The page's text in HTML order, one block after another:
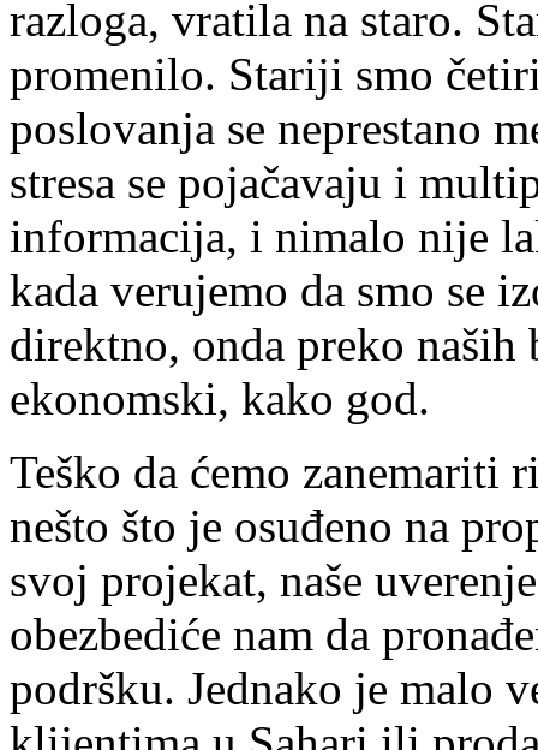
razloga, vratila na staro.
promenilo. Stariji smo
poslovanja se neprestano
stresa se pojačavaju i
informacija, i nimalo nije
kada verujemo da smo se
direktno, onda preko
ekonomski, kako god.
Teško da ćemo zanemariti
nešto što je osuđeno na
svoj projekat, naše
obezbediće nam da
podršku. Jednako je malo